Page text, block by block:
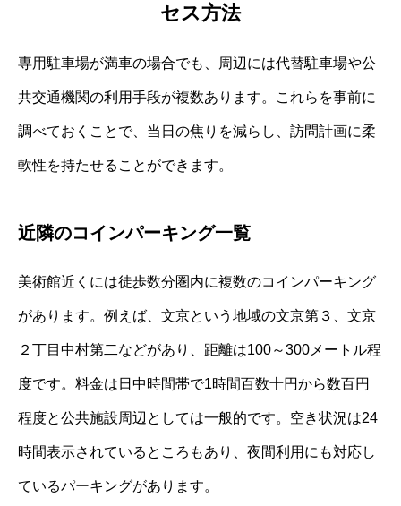
セス方法
専用駐車場が満車の場合でも、周辺には代替駐車場や公
共交通機関の利用手段が複数あります。これらを事前に
調べておくことで、当日の焦りを減らし、訪問計画に柔
軟性を持たせることができます。
近隣のコインパーキング一覧
美術館近くには徒歩数分圏内に複数のコインパーキング
があります。例えば、文京という地域の文京第３、文京
２丁目中村第二などがあり、距離は100～300メートル程
度です。料金は日中時間帯で1時間百数十円から数百円
程度と公共施設周辺としては一般的です。空き状況は24
時間表示されているところもあり、夜間利用にも対応し
ているパーキングがあります。